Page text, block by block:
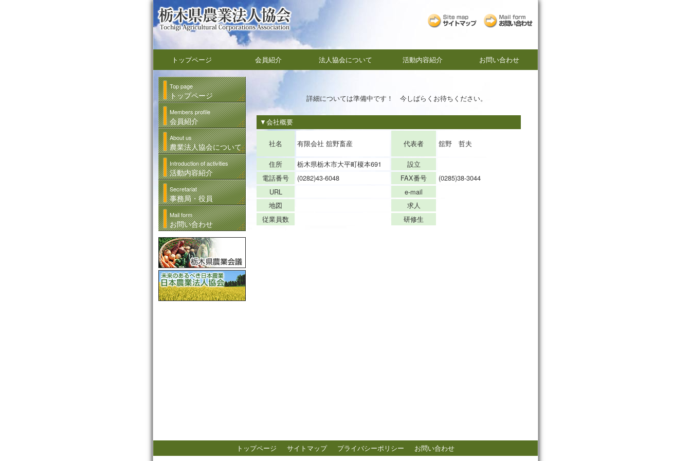
トップページ 会員紹介 法人協会について 活動内容紹介 お問い合わせ
Top page
トップページ
Members profile
会員紹介
About us
農業法人協会について
Introduction of activities
活動内容紹介
Secretariat
事務局・役員
Mail form
お問い合わせ
詳細については準備中です！ 今しばらくお待ちください。
▼会社概要
社名 有限会社 舘野畜産 代表者 舘野 哲夫
住所 栃木県栃木市大平町榎本691
設立
電話番号
(0282)43-6048 FAX番号
(0285)38-3044
URL
e-mail
地図
求人
従業員数
研修生
トップページ サイトマップ プライバシーポリシー お問い合わせ